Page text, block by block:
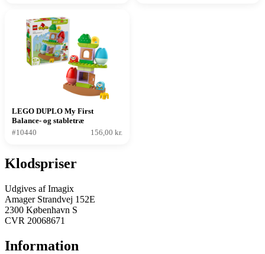
LEGO DUPLO My First
Balance- og stabletræ
#10440
156,00 kr.
Klodspriser
Udgives af Imagix
Amager Strandvej 152E
2300 København S
CVR 20068671
Information